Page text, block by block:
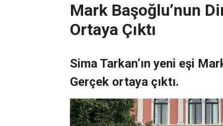
Mark Başoğlu’nun
Ortaya Çıktı
Sima Tarkan’ın yeni eşi
Gerçek ortaya çıktı.